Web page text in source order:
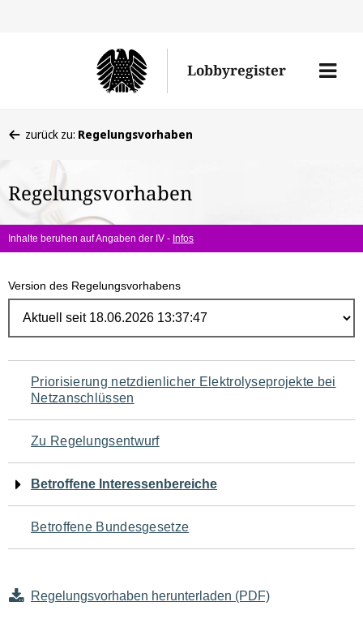
Lobbyregister
Menü
befinden
hier:
zurück zu: Regelungsvorhaben
Regelungsvorhaben
Inhalte beruhen auf Angaben der IV - Infos
Version des Regelungsvorhabens
Navigation
für
den
Seiteninhalt
Priorisierung netzdienlicher Elektrolyseprojekte bei
Netzanschlüssen
Zu Regelungsentwurf
Betroffene Interessenbereiche
Betroffene Bundesgesetze
Regelungsvorhaben herunterladen (PDF)